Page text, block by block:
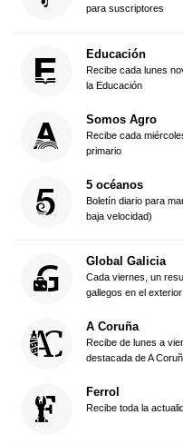
para suscriptores
Educación
Recibe cada lunes
la Educación
Somos Agro
Recibe cada
primario
5 océanos
Boletín diario para
baja velocidad)
Global Galicia
Cada viernes, un
gallegos en el exterior
A Coruña
Recibe de lunes a
destacada de A
Ferrol
Recibe toda la